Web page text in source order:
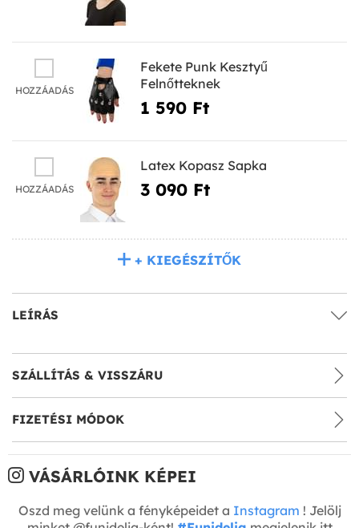
HOZZÁADÁS
Fekete Punk Kesztyű
Felnőtteknek
1 590 Ft‎
HOZZÁADÁS
Latex Kopasz Sapka
3 090 Ft‎
+ KIEGÉSZÍTŐK
LEÍRÁS
SZÁLLÍTÁS & VISSZÁRU
FIZETÉSI MÓDOK
VÁSÁRLÓINK KÉPEI
Oszd meg velünk a fényképeidet a Instagram ! Jelölj